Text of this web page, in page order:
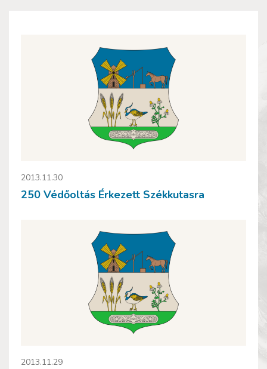
2013.11.30
250 Védőoltás Érkezett Székkutasra
2013.11.29